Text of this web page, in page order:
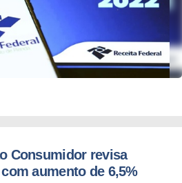
Consumidor revisa
aumento de 6,5%